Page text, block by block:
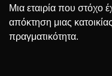
Μια εταιρία που στόχο
απόκτηση μιας
πραγματικότητα.